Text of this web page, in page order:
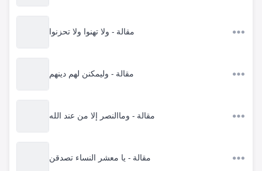
مقالة - ولا تهنوا ولا تحزنوا
مقالة - وليمكنن لهم دينهم
مقالة - وماالنصر إلا من عند الله
مقالة - يا معشر النساء تصدقن